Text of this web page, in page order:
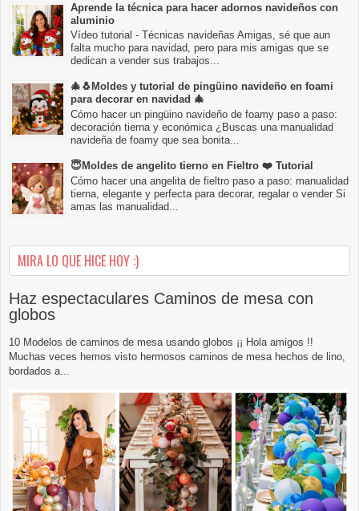
Aprende la técnica para hacer adornos navideños con
aluminio
Vídeo tutorial - Técnicas navideñas Amigas, sé que aun
falta mucho para navidad, pero para mis amigas que se
dedican a vender sus trabajos...
🎄🐧Moldes y tutorial de pingüino navideño en foami
para decorar en navidad 🎄
Cómo hacer un pingüino navideño de foamy paso a paso:
decoración tierna y económica ¿Buscas una manualidad
navideña de foamy que sea bonita...
😇Moldes de angelito tierno en Fieltro ❤️ Tutorial
Cómo hacer una angelita de fieltro paso a paso: manualidad
tierna, elegante y perfecta para decorar, regalar o vender Si
amas las manualidad...
MIRA LO QUE HICE HOY :)
Haz espectaculares Caminos de mesa con
globos
10 Modelos de caminos de mesa usando globos ¡¡ Hola amigos !!
Muchas veces hemos visto hermosos caminos de mesa hechos de lino,
bordados a...